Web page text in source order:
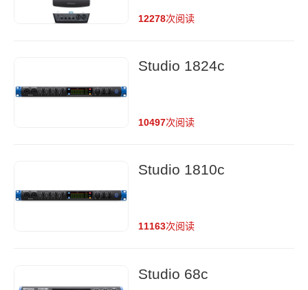
12278次阅读
Studio 1824c
10497次阅读
Studio 1810c
11163次阅读
Studio 68c